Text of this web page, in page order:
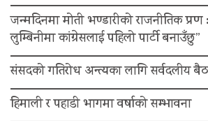
जन्मदिनमा मोती भण्डारीको राजनीतिक
लुम्बिनीमा कांग्रेसलाई पहिलो पार्टी बनाउँछु”
संसदको गतिरोध अन्त्यका लागि सर्वदलीय
हिमाली र पहाडी भागमा वर्षाको सम्भावना